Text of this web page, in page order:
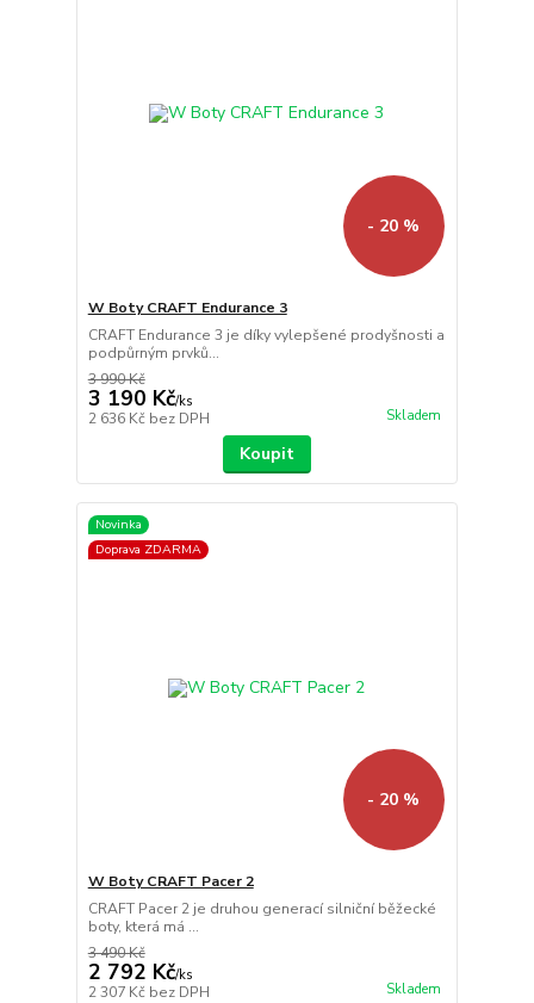
- 20 %
W Boty CRAFT Endurance 3
CRAFT Endurance 3 je díky vylepšené prodyšnosti a
podpůrným prvků...
3 990 Kč
3 190 Kč/ks
2 636 Kč bez DPH Skladem
Koupit
Novinka
Doprava ZDARMA
- 20 %
W Boty CRAFT Pacer 2
CRAFT Pacer 2 je druhou generací silniční běžecké
boty, která má ...
3 490 Kč
2 792 Kč/ks
2 307 Kč bez DPH Skladem